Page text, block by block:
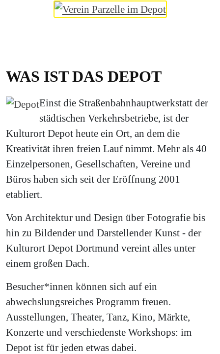
WAS IST DAS DEPOT
Einst die Straßenbahnhauptwerkstatt der
städtischen Verkehrsbetriebe, ist der
Kulturort Depot heute ein Ort, an dem die
Kreativität ihren freien Lauf nimmt. Mehr als 40
Einzelpersonen, Gesellschaften, Vereine und
Büros haben sich seit der Eröffnung 2001
etabliert.
Von Architektur und Design über Fotografie bis
hin zu Bildender und Darstellender Kunst - der
Kulturort Depot Dortmund vereint alles unter
einem großen Dach.
Besucher*innen können sich auf ein
abwechslungsreiches Programm freuen.
Ausstellungen, Theater, Tanz, Kino, Märkte,
Konzerte und verschiedenste Workshops: im
Depot ist für jeden etwas dabei.